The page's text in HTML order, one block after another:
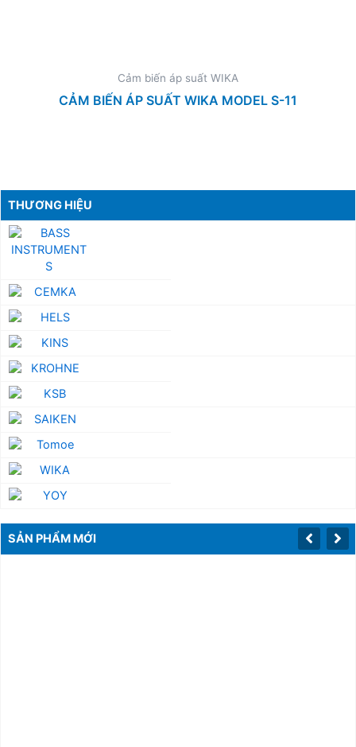
THƯƠNG HIỆU
SẢN PHẨM MỚI
Cảm biến áp suất WIKA
CẢM BIẾN ÁP SUẤT WIKA MODEL S-11